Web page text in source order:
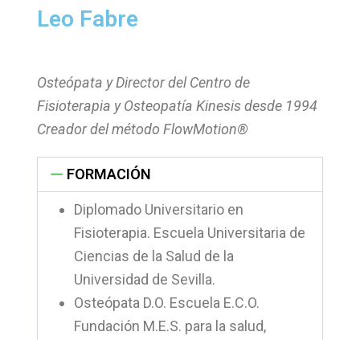
Leo Fabre
Osteópata y Director del Centro de
Fisioterapia y Osteopatía Kinesis desde 1994
Creador del método FlowMotion®
FORMACIÓN
Diplomado Universitario en
Fisioterapia. Escuela Universitaria de
Ciencias de la Salud de la
Universidad de Sevilla.
Osteópata D.O. Escuela E.C.O.
Fundación M.E.S. para la salud,